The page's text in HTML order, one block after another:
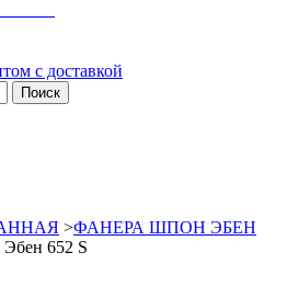
Поиск
>ФАНЕРА ШПОН ЭБЕН
652 S